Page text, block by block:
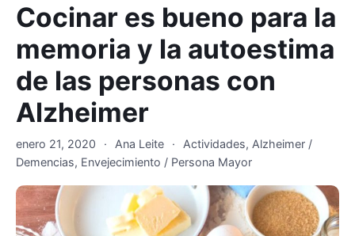
Cocinar es bueno para la
memoria y la autoestima
de las personas con
Alzheimer
enero 21, 2020 · Ana Leite · Actividades, Alzheimer /
Demencias, Envejecimiento / Persona Mayor